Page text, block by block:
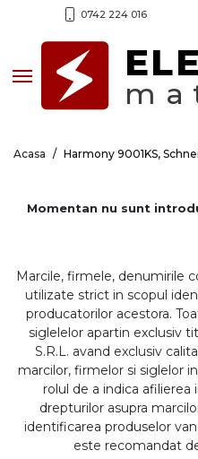
0742 224 016
Toggle navigation
Acasa Harmony 9001KS,
Momentan nu sunt
Marcile, firmele, denumirile
utilizate strict in scopul
producatorilor acestora.
siglelelor apartin exclusiv
S.R.L. avand exclusiv
marcilor, firmelor si siglelor
rolul de a indica
drepturilor asupra
identificarea produselor
este recomandat